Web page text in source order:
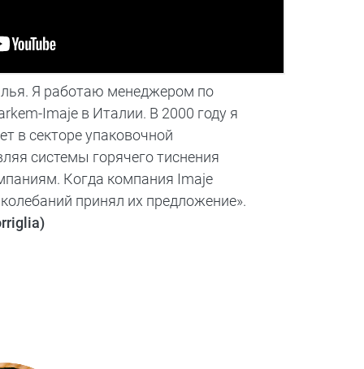
Я работаю менеджером по
Imaje в Италии. В 2000 году я
в секторе упаковочной
системы горячего тиснения
Когда компания Imaje
принял их предложение».